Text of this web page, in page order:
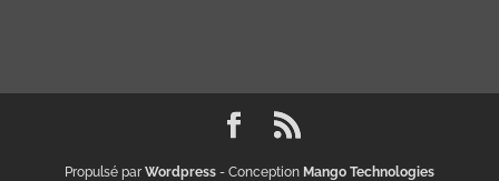
Propulsé parWordpress- Conception Mango Technologies